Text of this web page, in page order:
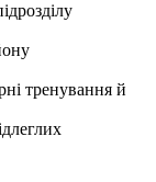
тренування й